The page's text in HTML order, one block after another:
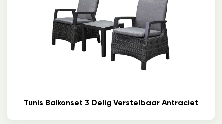
Tunis Balkonset 3 Delig Verstelbaar Antraciet